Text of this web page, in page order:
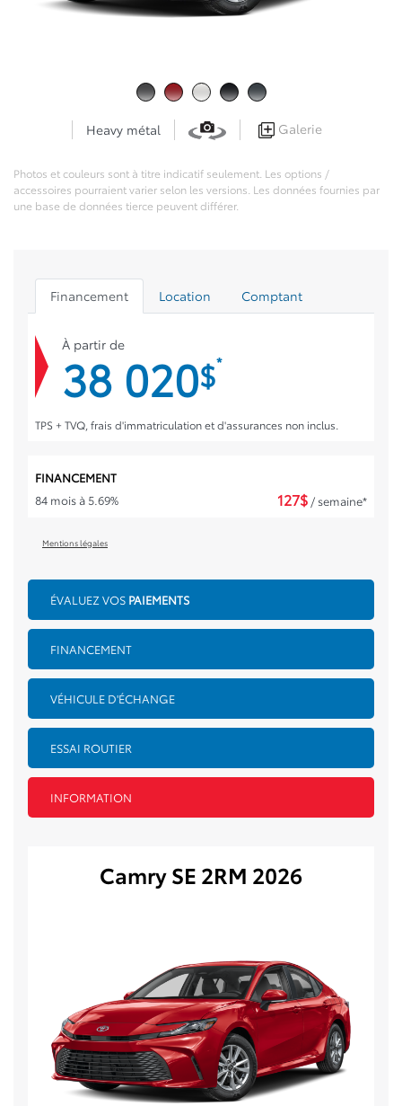
Heavy métal Galerie
Photos et couleurs sont à titre indicatif seulement. Les options /
accessoires pourraient varier selon les versions. Les données fournies par
une base de données tierce peuvent différer.
Financement Location Comptant
À partir de
38 020$*
TPS + TVQ, frais d'immatriculation et d'assurances non inclus.
FINANCEMENT
84 mois à 5.69%
127$ / semaine*
Mentions légales
ÉVALUEZ VOS PAIEMENTS
FINANCEMENT
VÉHICULE D'ÉCHANGE
ESSAI ROUTIER
INFORMATION
Camry SE 2RM 2026